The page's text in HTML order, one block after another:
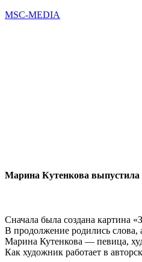
MSC-MEDIA
Марина Кутенкова
Сначала была создана картина
В продолжение родились слова,
Марина Кутенкова — певица,
Как художник работает в